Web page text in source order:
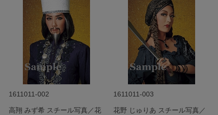
1611011-002
高翔 みず希 スチール写真／花
1611011-003
花野 じゅりあ スチール写真／